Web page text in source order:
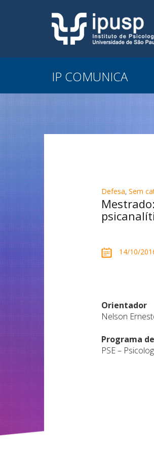
IP COMUNICA
Defesa, Sem
14/10/
Orientador
Nelson
Programa
PSE –